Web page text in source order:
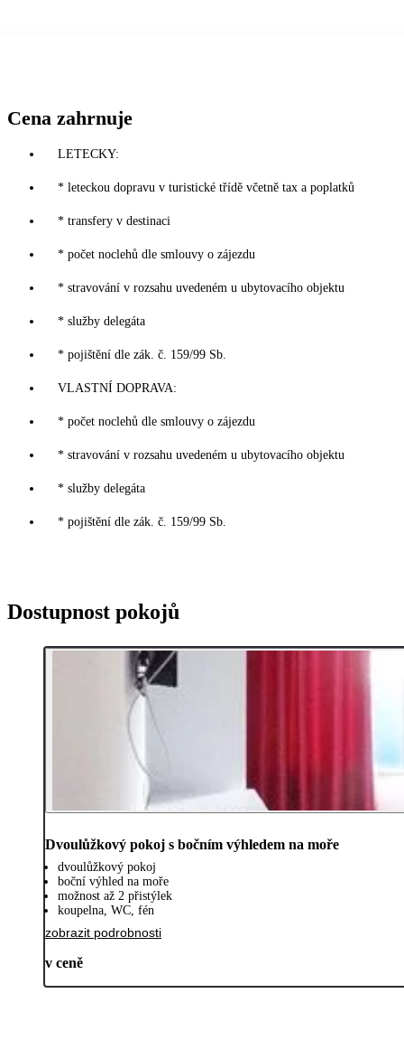
Cena zahrnuje
LETECKY:
* leteckou dopravu v turistické třídě včetně tax a poplatků
* transfery v destinaci
* počet noclehů dle smlouvy o zájezdu
* stravování v rozsahu uvedeném u ubytovacího objektu
* služby delegáta
* pojištění dle zák. č. 159/99 Sb.
VLASTNÍ DOPRAVA:
* počet noclehů dle smlouvy o zájezdu
* stravování v rozsahu uvedeném u ubytovacího objektu
* služby delegáta
* pojištění dle zák. č. 159/99 Sb.
Dostupnost pokojů
Dvoulůžkový pokoj s bočním výhledem na moře
dvoulůžkový pokoj
boční výhled na moře
možnost až 2 přistýlek
koupelna, WC, fén
zobrazit podrobnosti
v ceně